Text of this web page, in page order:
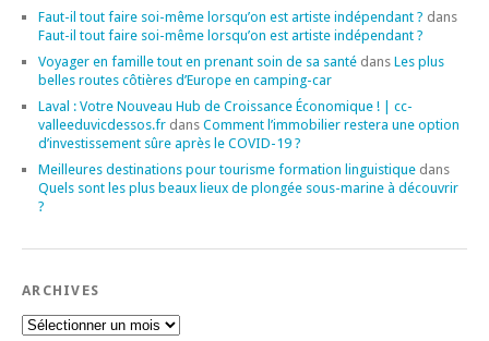
Faut-il tout faire soi-même lorsqu’on est artiste indépendant ? dans
Faut-il tout faire soi-même lorsqu’on est artiste indépendant ?
Voyager en famille tout en prenant soin de sa santé dans Les plus
belles routes côtières d’Europe en camping-car
Laval : Votre Nouveau Hub de Croissance Économique ! | cc-
valleeduvicdessos.fr dans Comment l’immobilier restera une option
d’investissement sûre après le COVID-19 ?
Meilleures destinations pour tourisme formation linguistique dans
Quels sont les plus beaux lieux de plongée sous-marine à découvrir
?
ARCHIVES
Archives